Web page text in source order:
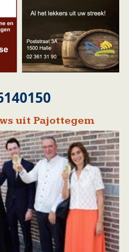
uit Pajottegem